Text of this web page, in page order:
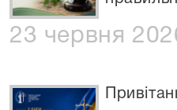
23 червня